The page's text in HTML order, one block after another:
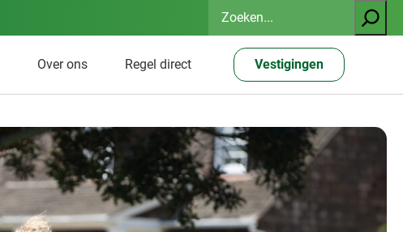
Zoeken
Over ons Regel direct Vestigingen